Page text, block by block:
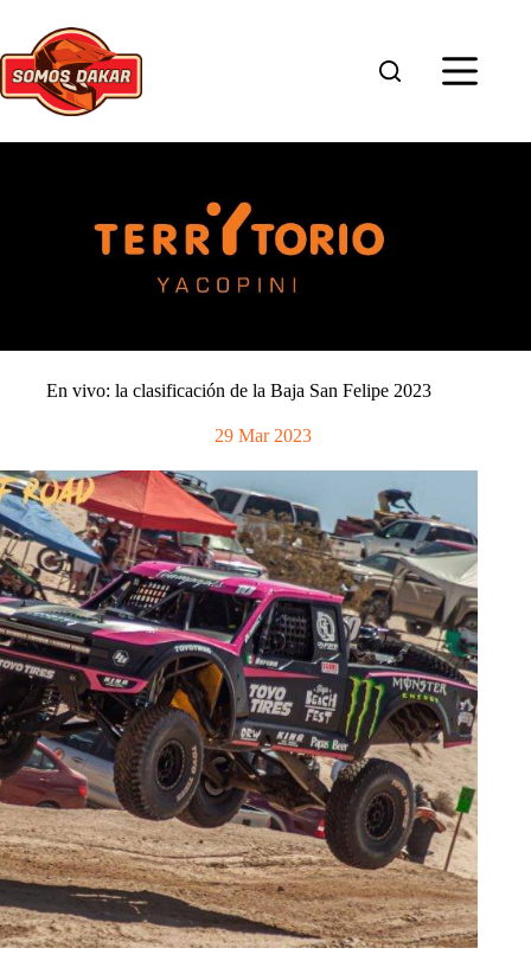
contenido
En vivo: la clasificación de la Baja San Felipe 2023
29 Mar 2023